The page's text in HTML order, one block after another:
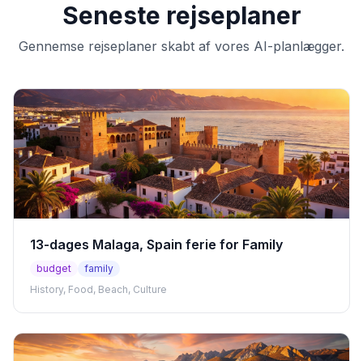
Seneste rejseplaner
Gennemse rejseplaner skabt af vores AI-planlægger.
13-dages Malaga, Spain ferie for Family
budget
family
History, Food, Beach, Culture